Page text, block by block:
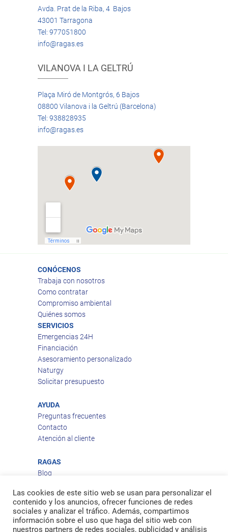
Avda. Prat de la Riba, 4 Bajos
43001 Tarragona
Tel: 977051800
info@ragas.es
VILANOVA I LA GELTRÚ
Plaça Miró de Montgrós, 6 Bajos
08800 Vilanova i la Geltrú (Barcelona)
Tel: 938828935
info@ragas.es
CONÓCENOS
Trabaja con nosotros
Como contratar
Compromiso ambiental
Quiénes somos
SERVICIOS
Emergencias 24H
Financiación
Asesoramiento personalizado
Naturgy
Solicitar presupuesto
AYUDA
Preguntas frecuentes
Contacto
Atención al cliente
RAGAS
Blog
Política de privacidad
Política de cookies
Política de envío
Política de devoluciones
Las cookies de este sitio web se usan para personalizar el
contenido y los anuncios, ofrecer funciones de redes
sociales y analizar el tráfico. Además, compartimos
información sobre el uso que haga del sitio web con
nuestros partners de redes sociales, publicidad y análisis